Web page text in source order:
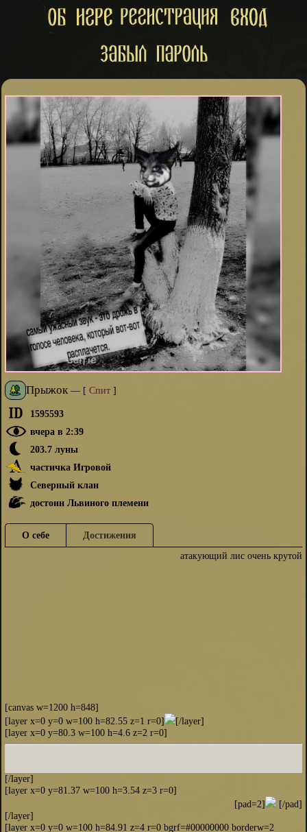
Прыжок— [ Спит]
1595593
вчера в 2:39
203.7 луны
частичка Игровой
Северный клан
достоин Львиного племени
О себе
Достижения
атакующий лис очень крутой
[canvas w=1200 h=848]
[layer x=0 y=0 w=100 h=82.55 z=1 r=0]
[/layer]
[layer x=0 y=80.3 w=100 h=4.6 z=2 r=0]
[/layer]
[layer x=0 y=81.37 w=100 h=3.54 z=3 r=0]
[pad=2]
[/pad]
[/layer]
[layer x=0 y=0 w=100 h=84.91 z=4 r=0 bgrf=#00000000 borderw=2